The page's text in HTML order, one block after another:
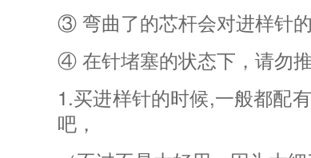
③ 弯曲了的芯杆会对进样针
④ 在针堵塞的状态下，请勿
1.买进样针的时候,一般都配
吧，